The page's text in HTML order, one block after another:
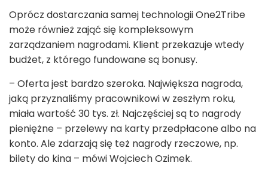
Oprócz dostarczania samej technologii One2Tribe
może również zająć się kompleksowym
zarządzaniem nagrodami. Klient przekazuje wtedy
budżet, z którego fundowane są bonusy.
– Oferta jest bardzo szeroka. Największa nagroda,
jaką przyznaliśmy pracownikowi w zeszłym roku,
miała wartość 30 tys. zł. Najczęściej są to nagrody
pieniężne – przelewy na karty przedpłacone albo na
konto. Ale zdarzają się też nagrody rzeczowe, np.
bilety do kina – mówi Wojciech Ozimek.